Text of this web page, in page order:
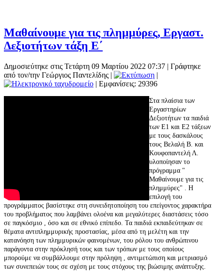
Μαθαίνουμε για τις πλημμύρες, Εργαστ.
Δεξιοτήτων τάξη Ε΄
Δημοσιεύτηκε στις Τετάρτη 09 Μαρτίου 2022 07:37 | Γράφτηκε
από τον/την Γεώργιος Παντελίδης |
|
| Εμφανίσεις: 29396
Στα πλαίσια των
Εργαστηρίων
Δεξιοτήτων τα παιδιά
των Ε1 και Ε2 τάξεων
με τους δασκάλους
τους Βελαλή Β. και
Κουφοπαντελή Λ.
υλοποίησαν το
πρόγραμμα "
Μαθαίνουμε για τις
πλημμύρες" . Η
επιλογή του
προγράμματος βασίστηκε στη συνειδητοποίηση του επείγοντος χαρακτήρα
του προβλήματος που λαμβάνει ολοένα και μεγαλύτερες διαστάσεις τόσο
σε παγκόσμιο , όσο και σε εθνικό επίπεδο. Τα παιδιά εκπαιδεύτηκαν σε
θέματα αντιπλημμυρικής προστασίας, μέσα από τη μελέτη και την
κατανόηση των πλημμυρικών φαινομένων, του ρόλου του ανθρώπινου
παράγοντα στην πρόκλησή τους και των τρόπων με τους οποίους
μπορούμε να συμβάλλουμε στην πρόληψη , αντιμετώπιση και μετριασμό
των συνεπειών τους σε σχέση με τους στόχους της βιώσιμης ανάπτυξης.